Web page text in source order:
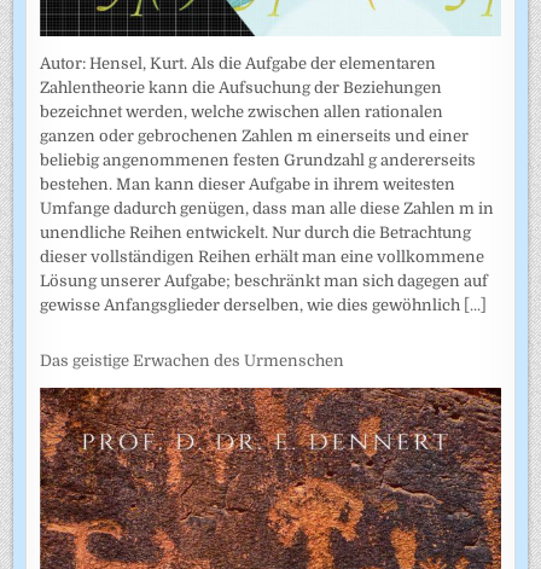
Autor: Hensel, Kurt. Als die Aufgabe der elementaren
Zahlentheorie kann die Aufsuchung der Beziehungen
bezeichnet werden, welche zwischen allen rationalen
ganzen oder gebrochenen Zahlen m einerseits und einer
beliebig angenommenen festen Grundzahl g andererseits
bestehen. Man kann dieser Aufgabe in ihrem weitesten
Umfange dadurch genügen, dass man alle diese Zahlen m in
unendliche Reihen entwickelt. Nur durch die Betrachtung
dieser vollständigen Reihen erhält man eine vollkommene
Lösung unserer Aufgabe; beschränkt man sich dagegen auf
gewisse Anfangsglieder derselben, wie dies gewöhnlich [...]
Das geistige Erwachen des Urmenschen